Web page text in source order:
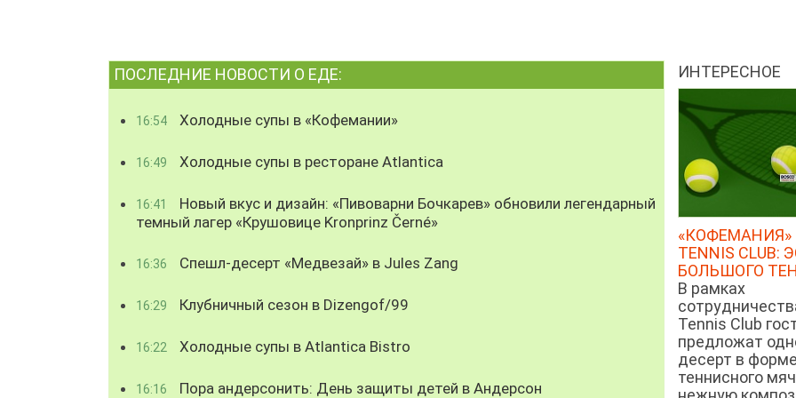
ПОСЛЕДНИЕ НОВОСТИ О ЕДЕ:
16:54 Холодные супы в «Кофемании»
16:49 Холодные супы в ресторане Atlantica
16:41
Новый вкус и дизайн: «Пивоварни Бочкарев» обновили легендарный
темный лагер «Крушовице Kronprinz Černé»
16:36 Спешл-десерт «Медвезай» в Jules Zang
16:29 Клубничный сезон в Dizengof/99
16:22 Холодные супы в Atlantica Bistro
16:16 Пора андерсонить: День защиты детей в Андерсон
ИНТЕРЕСНОЕ
«КОФЕМАНИЯ»
TENNIS CLUB:
БОЛЬШОГО
В рамках
Tennis Club
предложат
десерт в форме
теннисного